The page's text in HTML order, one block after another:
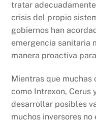
tratar
crisis del propio
gobiernos han
emergencia sanitaria
manera proactiva
Mientras que muchas
como Intrexon, Cerus
desarrollar posibles
muchos inversores